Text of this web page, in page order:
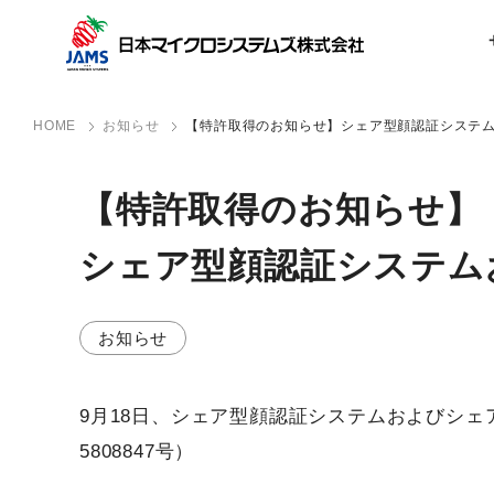
HOME お知らせ 【特許取得のお知らせ】シェア型顔認証システ
【特許取得の​お知らせ】
シェア型顔認証システ
お知らせ
9月18日、シェア型顔認証システムおよびシ
5808847号）